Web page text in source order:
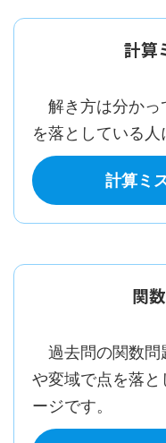
計算
解き方は分かっ
を落としている人
計算ミ
関
過去問の関数問
や変域で点を落
ージです。